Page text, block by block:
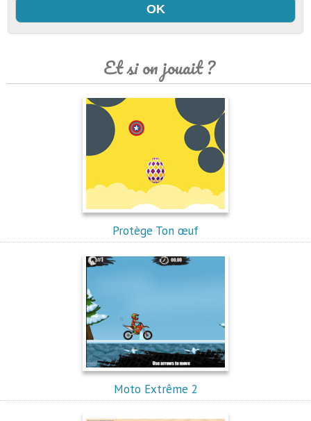
Et si on jouait ?
Protège Ton œuf
Moto Extrême 2